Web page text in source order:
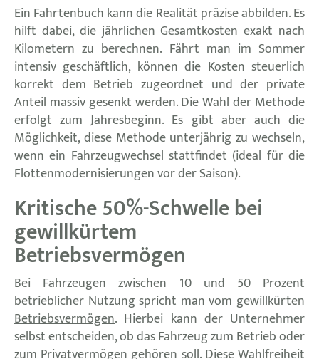
Ein Fahrtenbuch kann die Realität präzise abbilden. Es
hilft dabei, die jährlichen Gesamtkosten exakt nach
Kilometern zu berechnen. Fährt man im Sommer
intensiv geschäftlich, können die Kosten steuerlich
korrekt dem Betrieb zugeordnet und der private
Anteil massiv gesenkt werden. Die Wahl der Methode
erfolgt zum Jahresbeginn. Es gibt aber auch die
Möglichkeit, diese Methode unterjährig zu wechseln,
wenn ein Fahrzeugwechsel stattfindet (ideal für die
Flottenmodernisierungen vor der Saison).
Kritische 50%-Schwelle bei
gewillkürtem
Betriebsvermögen
Bei Fahrzeugen zwischen 10 und 50 Prozent
betrieblicher Nutzung spricht man vom gewillkürten
Betriebsvermögen. Hierbei kann der Unternehmer
selbst entscheiden, ob das Fahrzeug zum Betrieb oder
zum Privatvermögen gehören soll. Diese Wahlfreiheit